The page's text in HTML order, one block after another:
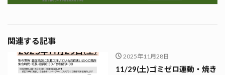
関連する記事
2025年11月28日
11/29(土)ゴミゼロ運動・焼き